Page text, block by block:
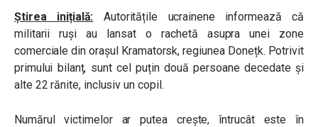
Știrea inițială: Autoritățile ucrainene informează că
militarii ruși au lansat o rachetă asupra unei zone
comerciale din orașul Kramatorsk, regiunea Donețk. Potrivit
primului bilanț, sunt cel puțin două persoane decedate și
alte 22 rănite, inclusiv un copil.
Numărul victimelor ar putea crește, întrucât este în